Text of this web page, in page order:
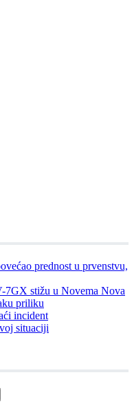
prednost u prvenstvu,
stižu u Novema Nova
priliku
incident
situaciji